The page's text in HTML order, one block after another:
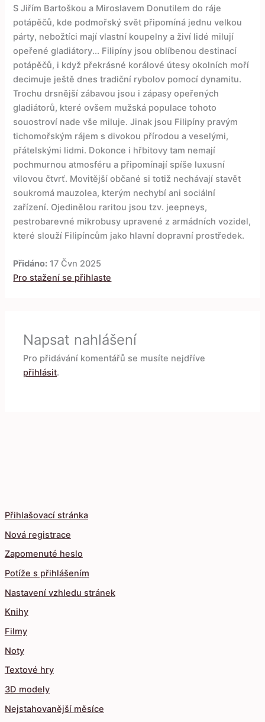
Přihlašovací stránka
Nová registrace
Zapomenuté heslo
Potíže s přihlášením
Nastavení vzhledu stránek
Knihy
Filmy
Noty
Textové hry
3D modely
Nejstahovanější měsíce
S Jiřím Bartoškou a Miroslavem Donutilem do ráje
potápěčů, kde podmořský svět připomíná jednu velkou
párty, nebožtíci mají vlastní koupelny a živí lidé milují
opeřené gladiátory... Filipíny jsou oblíbenou destinací
potápěčů, i když překrásné korálové útesy okolních moří
decimuje ještě dnes tradiční rybolov pomocí dynamitu.
Trochu drsnější zábavou jsou i zápasy opeřených
gladiátorů, které ovšem mužská populace tohoto
souostroví nade vše miluje. Jinak jsou Filipíny pravým
tichomořským rájem s divokou přírodou a veselými,
přátelskými lidmi. Dokonce i hřbitovy tam nemají
pochmurnou atmosféru a připomínají spíše luxusní
vilovou čtvrť. Movitější občané si totiž nechávají stavět
soukromá mauzolea, kterým nechybí ani sociální
zařízení. Ojedinělou raritou jsou tzv. jeepneys,
pestrobarevné mikrobusy upravené z armádních vozidel,
které slouží Filipíncům jako hlavní dopravní prostředek.
Přidáno: 17 Čvn 2025
Pro stažení se přihlaste
Napsat nahlášení
Pro přidávání komentářů se musíte nejdříve
přihlásit.